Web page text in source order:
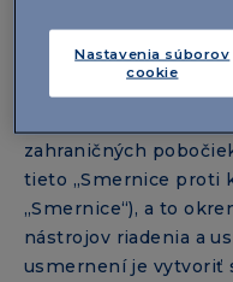
V tomto kontexte a
úlohu, ktorú skupina
úrovni, a to aj
zahraničných
tieto „Smernice proti
„Smernice“), a to
nástrojov riadenia a
usmernení je vytvoriť
Nastavenia súborov
cookie